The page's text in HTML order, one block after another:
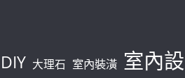
DIY 大理石 室內裝潢 室內